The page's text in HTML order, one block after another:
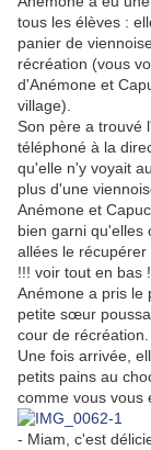
tous les élèves :
panier de
récréation (vous
d'Anémone et
village).
Son père a trouvé
téléphoné à la
qu'elle n'y voyait
plus d'une
Anémone et
bien garni qu'elles
allées le
!!! voir tout en bas
Anémone a pris le
petite sœur
cour de récréation.
Une fois arrivée,
petits pains au
comme vous vous
- Miam, c'est